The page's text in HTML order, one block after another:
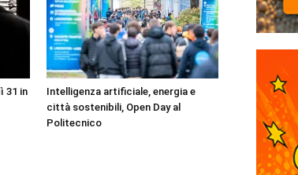
31 in
Intelligenza artificiale, energia e
città sostenibili, Open Day al
Politecnico